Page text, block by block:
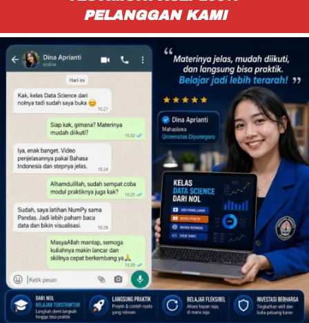
PELANGGAN KAMI